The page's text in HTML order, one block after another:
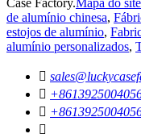
Case Factory.Mapa do site
de alumínio chinesa,
estojos de alumínio,
alumínio personalizados,



